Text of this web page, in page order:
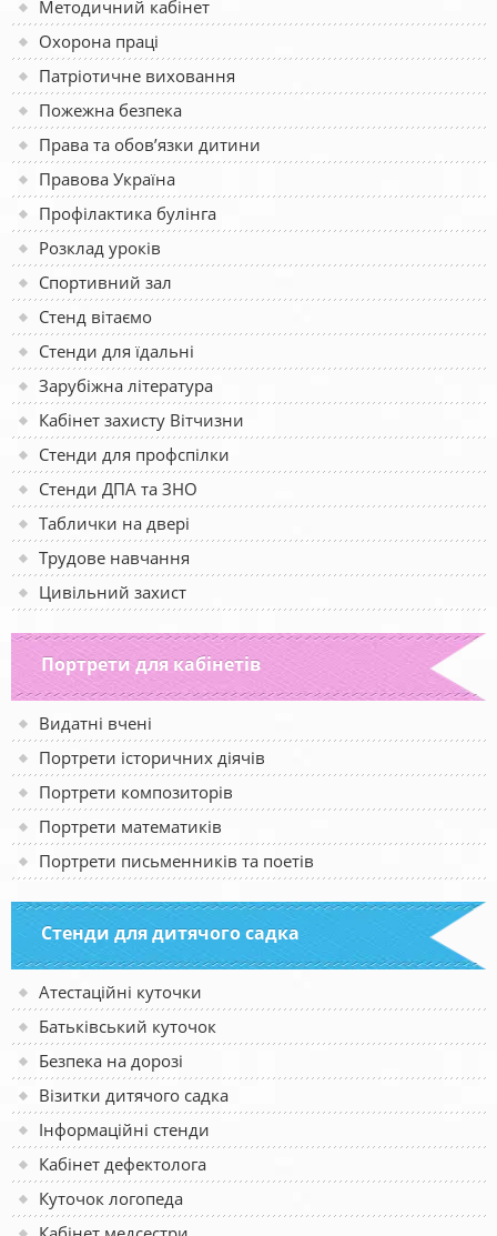
Методичний кабінет
Охорона праці
Патріотичне виховання
Пожежна безпека
Права та обов’язки дитини
Правова Україна
Профілактика булінга
Розклад уроків
Спортивний зал
Стенд вітаємо
Стенди для їдальні
Зарубіжна література
Кабінет захисту Вітчизни
Стенди для профспілки
Стенди ДПА та ЗНО
Таблички на двері
Трудове навчання
Цивільний захист
Портрети для кабінетів
Видатні вчені
Портрети історичних діячів
Портрети композиторів
Портрети математиків
Портрети письменників та поетів
Стенди для дитячого садка
Атестаційні куточки
Батьківський куточок
Безпека на дорозі
Візитки дитячого садка
Інформаційні стенди
Кабінет дефектолога
Куточок логопеда